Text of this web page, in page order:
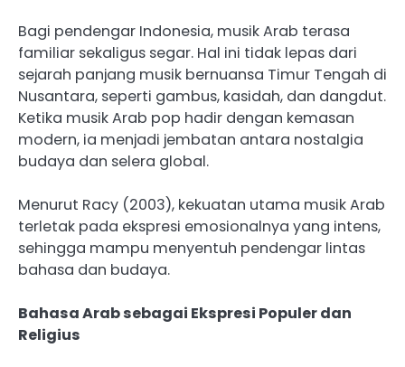
Bagi pendengar Indonesia, musik Arab terasa
familiar sekaligus segar. Hal ini tidak lepas dari
sejarah panjang musik bernuansa Timur Tengah di
Nusantara, seperti gambus, kasidah, dan dangdut.
Ketika musik Arab pop hadir dengan kemasan
modern, ia menjadi jembatan antara nostalgia
budaya dan selera global.
Menurut Racy (2003), kekuatan utama musik Arab
terletak pada ekspresi emosionalnya yang intens,
sehingga mampu menyentuh pendengar lintas
bahasa dan budaya.
Bahasa Arab sebagai Ekspresi Populer dan
Religius